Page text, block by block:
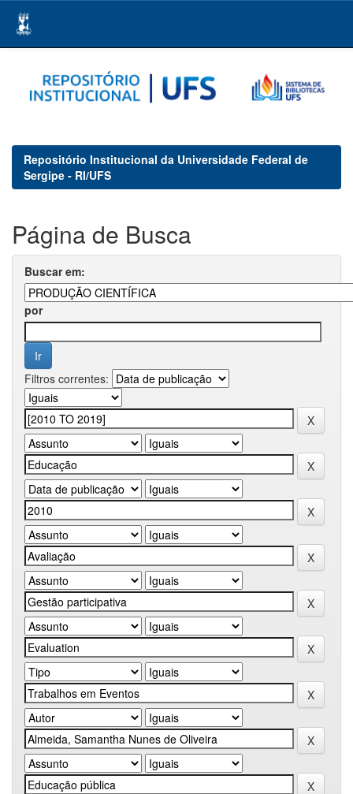
navigation
Repositório Institucional da Universidade Federal de
Sergipe - RI/UFS
Página de Busca
Buscar em:
por
Filtros correntes: